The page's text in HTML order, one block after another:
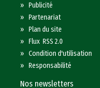
»Publicité
»Partenariat
»Plan du site
»Flux RSS 2.0
»Condition d'utilisation
»Responsabilité
Nos newsletters